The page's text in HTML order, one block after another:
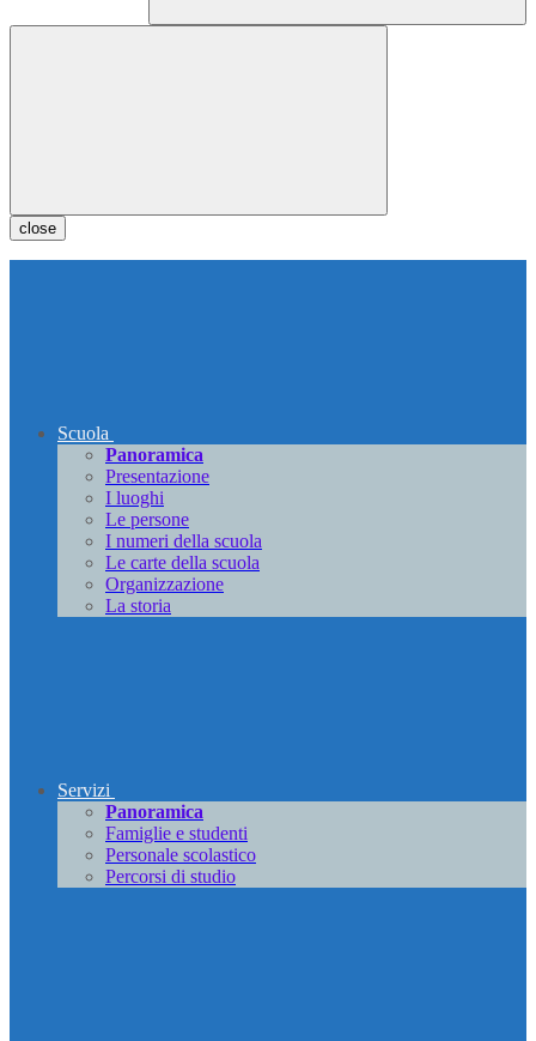
close
Scuola
Panoramica
Presentazione
I luoghi
Le persone
I numeri della scuola
Le carte della scuola
Organizzazione
La storia
Servizi
Panoramica
Famiglie e studenti
Personale scolastico
Percorsi di studio